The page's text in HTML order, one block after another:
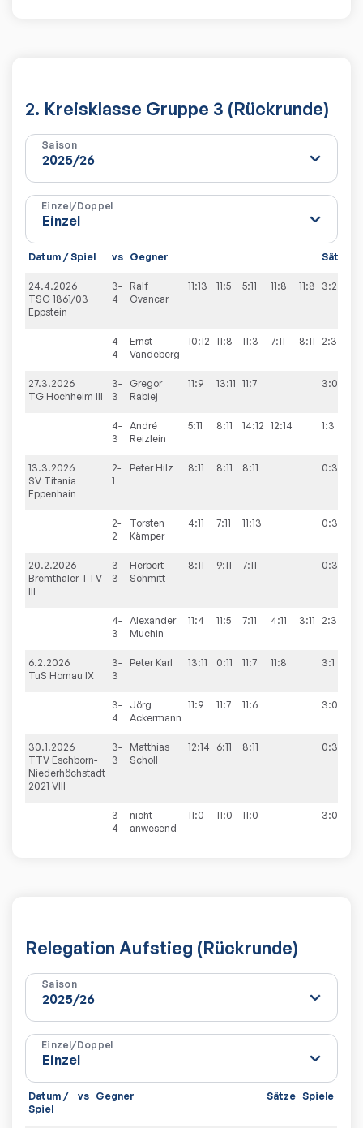
2. Kreisklasse Gruppe 3 (Rückrunde)
Saison
Einzel/Doppel
Datum / Spiel vs Gegner Sätze
24.4.2026
TSG 1861/03
Eppstein
3-
4
Ralf
Cvancar
11:13 11:5 5:11 11:8 11:8 3:2
4-
4
Ernst
Vandeberg
10:12 11:8 11:3 7:11 8:11 2:3
27.3.2026
TG Hochheim III
3-
3
Gregor
Rabiej
11:9 13:11 11:7 3:0
4-
3
André
Reizlein
5:11 8:11 14:12 12:14 1:3
13.3.2026
SV Titania
Eppenhain
2-
1
Peter Hilz 8:11 8:11 8:11 0:3
2-
2
Torsten
Kämper
4:11 7:11 11:13 0:3
20.2.2026
Bremthaler TTV
III
3-
3
Herbert
Schmitt
8:11 9:11 7:11 0:3
4-
3
Alexander
Muchin
11:4 11:5 7:11 4:11 3:11 2:3
6.2.2026
TuS Hornau IX
3-
3
Peter Karl 13:11 0:11 11:7 11:8 3:1
3-
4
Jörg
Ackermann
11:9 11:7 11:6 3:0
30.1.2026
TTV Eschborn-
Niederhöchstadt
2021 VIII
3-
3
Matthias
Scholl
12:14 6:11 8:11 0:3
3-
4
nicht
anwesend
11:0 11:0 11:0 3:0
Relegation Aufstieg (Rückrunde)
Saison
Einzel/Doppel
Datum /
Spiel
vs Gegner Sätze Spiele